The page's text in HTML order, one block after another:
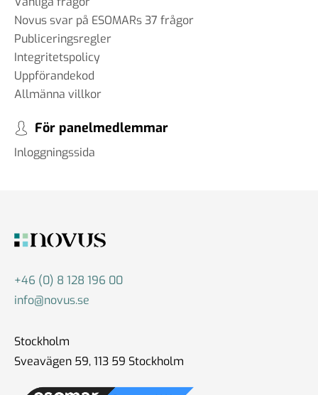
Novus svar på ESOMARs 37 frågor
Publiceringsregler
Integritetspolicy
Uppförandekod
Allmänna villkor
För panelmedlemmar
Inloggningssida
+46 (0) 8 128 196 00
info@novus.se
Stockholm
Sveavägen 59, 113 59 Stockholm